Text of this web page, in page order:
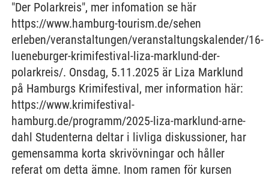
"Der Polarkreis", mer infomation se här
https://www.hamburg-tourism.de/sehen
erleben/veranstaltungen/veranstaltungskalender/16-
lueneburger-krimifestival-liza-marklund-der-
polarkreis/. Onsdag, 5.11.2025 är Liza Marklund
på Hamburgs Krimifestival, mer information här:
https://www.krimifestival-
hamburg.de/programm/2025-liza-marklund-arne-
dahl Studenterna deltar i livliga diskussioner, har
gemensamma korta skrivövningar och håller
referat om detta ämne. Inom ramen för kursen